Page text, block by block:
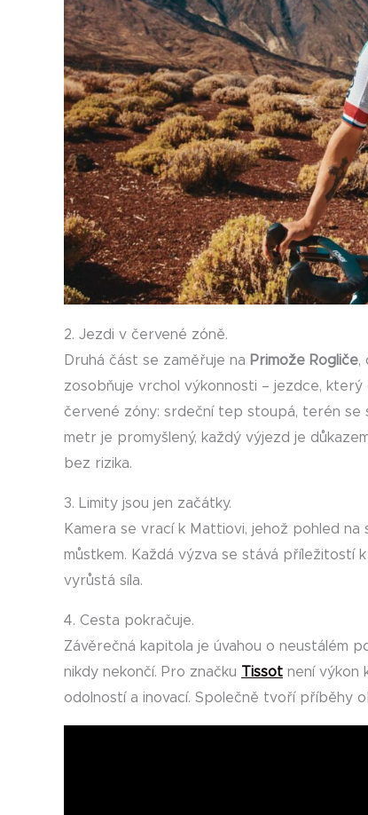
2. Jezdi v červené zóně.
Druhá část se zaměřuje na Primože Rogliče,
zosobňuje vrchol výkonnosti – jezdce, který
červené zóny: srdeční tep stoupá, terén se
metr je promyšlený, každý výjezd je
bez rizika.
3. Limity jsou jen začátky.
Kamera se vrací k Mattiovi, jehož pohled na
můstkem. Každá výzva se stává příležitostí
vyrůstá síla.
4. Cesta pokračuje.
Závěrečná kapitola je úvahou o neustálém
nikdy nekončí. Pro značku Tissot není výkon
odolností a inovací. Společně tvoří příběhy